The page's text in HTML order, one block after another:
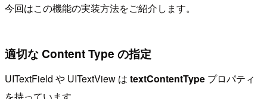
今回はこの機能の実装方法をご紹介します。
適切な Content Type の指定
UITextField や UITextView は textContentType プロパティ
を持っています。